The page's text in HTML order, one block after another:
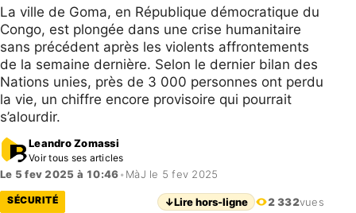
La ville de Goma, en République démocratique du
Congo, est plongée dans une crise humanitaire
sans précédent après les violents affrontements
de la semaine dernière. Selon le dernier bilan des
Nations unies, près de 3 000 personnes ont perdu
la vie, un chiffre encore provisoire qui pourrait
s’alourdir.
Leandro Zomassi
Voir tous ses articles
Le 5 fev 2025 à 10:46• MàJ le 5 fev 2025
SÉCURITÉ ↓Lire hors-ligne 2 332vues